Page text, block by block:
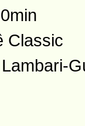
Classic